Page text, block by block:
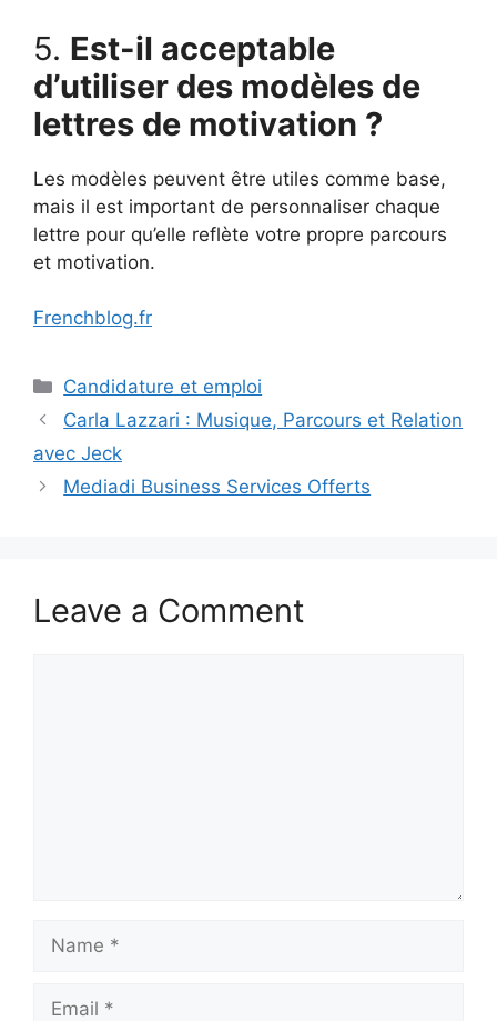
5. Est-il acceptable
d’utiliser des modèles de
lettres de motivation ?
Les modèles peuvent être utiles comme base,
mais il est important de personnaliser chaque
lettre pour qu’elle reflète votre propre parcours
et motivation.
Frenchblog.fr
Categories
Candidature et emploi
Carla Lazzari : Musique, Parcours et Relation
avec Jeck
Mediadi Business Services Offerts
Leave a Comment
Name
Email